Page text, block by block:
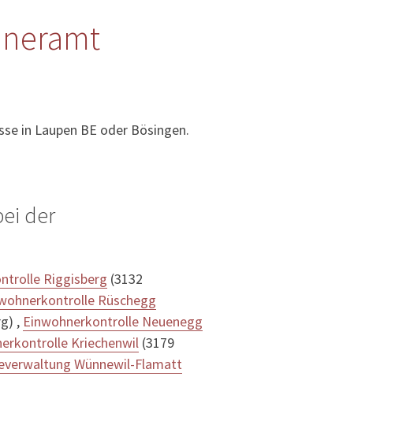
in Laupen BE oder Bösingen.
der
Riggisberg (3132
Rüschegg
, Einwohnerkontrolle Neuenegg
Kriechenwil (3179
Wünnewil-Flamatt